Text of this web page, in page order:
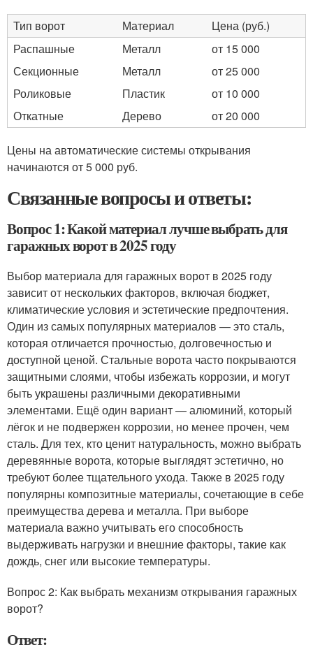
Тип ворот Материал
Цена (руб.)
Распашные
Металл
от 15 000
Секционные
Металл
от 25 000
Роликовые
Пластик
от 10 000
Откатные
Дерево от 20 000
Цены на автоматические системы открывания
начинаются от 5 000 руб.
Связанные вопросы и ответы:
Вопрос 1: Какой материал лучше выбрать для
гаражных ворот в 2025 году
Выбор материала для гаражных ворот в 2025 году
зависит от нескольких факторов, включая бюджет,
климатические условия и эстетические предпочтения.
Один из самых популярных материалов — это сталь,
которая отличается прочностью, долговечностью и
доступной ценой. Стальные ворота часто покрываются
защитными слоями, чтобы избежать коррозии, и могут
быть украшены различными декоративными
элементами. Ещё один вариант — алюминий, который
лёгок и не подвержен коррозии, но менее прочен, чем
сталь. Для тех, кто ценит натуральность, можно выбрать
деревянные ворота, которые выглядят эстетично, но
требуют более тщательного ухода. Также в 2025 году
популярны композитные материалы, сочетающие в себе
преимущества дерева и металла. При выборе
материала важно учитывать его способность
выдерживать нагрузки и внешние факторы, такие как
дождь, снег или высокие температуры.
Вопрос 2: Как выбрать механизм открывания гаражных
ворот?
Ответ: